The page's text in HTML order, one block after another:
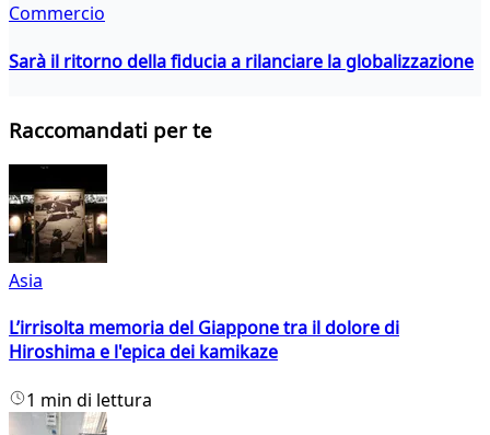
Commercio
Sarà il ritorno della fiducia a rilanciare la globalizzazione
Raccomandati per te
Asia
L’irrisolta memoria del Giappone tra il dolore di
Hiroshima e l'epica dei kamikaze
1 min di lettura